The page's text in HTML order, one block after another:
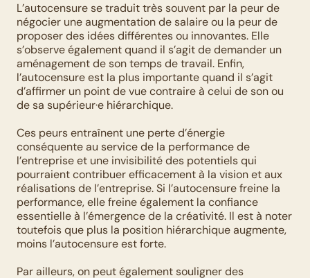
L’autocensure se traduit très souvent par la peur de
négocier une augmentation de salaire ou la peur de
proposer des idées différentes ou innovantes. Elle
s’observe également quand il s’agit de demander un
aménagement de son temps de travail. Enfin,
l’autocensure est la plus importante quand il s’agit
d’affirmer un point de vue contraire à celui de son ou
de sa supérieur·e hiérarchique.
Ces peurs entraînent une perte d’énergie
conséquente au service de la performance de
l’entreprise et une invisibilité des potentiels qui
pourraient contribuer efficacement à la vision et aux
réalisations de l’entreprise. Si l’autocensure freine la
performance, elle freine également la confiance
essentielle à l’émergence de la créativité. Il est à noter
toutefois que plus la position hiérarchique augmente,
moins l’autocensure est forte.
Par ailleurs, on peut également souligner des